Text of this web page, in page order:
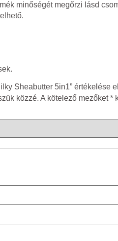
minőségét megőrzi lásd
Sheabutter 5in1” értékelése
közzé. A kötelező mezőket*